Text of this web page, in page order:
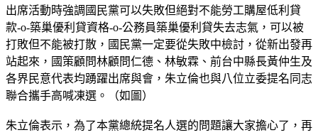
出席活動時強調國民黨可以失敗但絕對不能勞工購屋低利貸
款-o-築巢優利貸資格-o-公務員築巢優利貸失去志氣，可以被
打敗但不能被打散，國民黨一定要從失敗中檢討，從新出發再
站起來，國策顧問林顧問仁德、林敏霖、前台中縣長黃仲生及
各界民意代表均踴躍出席與會，朱立倫也與八位立委提名同志
聯合攜手高喊凍選。（如圖）
朱立倫表示，為了本黨總統提名人選的問題讓大家擔心了，再